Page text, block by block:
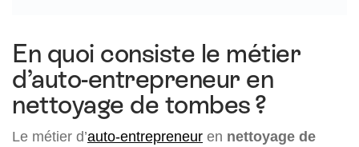
En quoi consiste le métier
d’auto-entrepreneur en
nettoyage de tombes ?
Le métier d’auto-entrepreneur en nettoyage de